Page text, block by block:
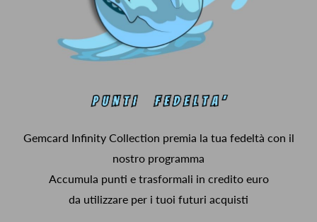
Gemcard Infinity Collection premia la tua fedeltà con il
nostro programma
Accumula punti e trasformali in credito euro
da utilizzare per i tuoi futuri acquisti